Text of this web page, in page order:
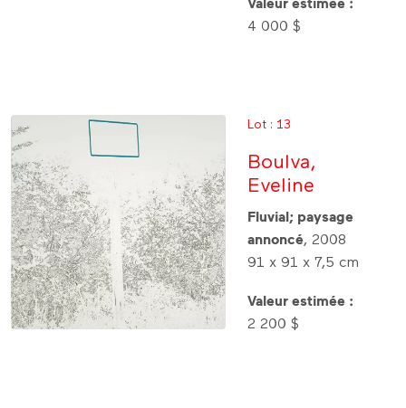
Valeur estimée :
4 000 $
Lot : 13
Boulva,
Eveline
Fluvial; paysage
annoncé, 2008
91 x 91 x 7,5 cm
Valeur estimée :
2 200 $